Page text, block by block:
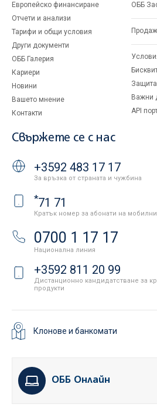
Европейско финансиране
Отчети и анализи
Тарифи и общи условия
Други документи
ОББ Галерия
Кариери
Новини
Вашето мнение
Контакти
ОББ
Важни
API
Свържете се с нас
+3592 483 17 17
За връзка от страната и чужбина
*71 71
Кратък номер за абонати на
0700 1 17 17
Национална линия
+3592 811 20 99
Дистанционно кандидатстване за
продукти
Клонове и банкомати
ОББ Онлайн